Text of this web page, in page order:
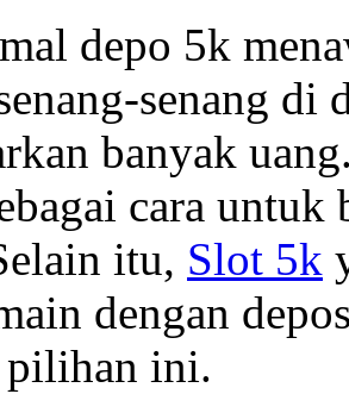
depo 5k
senang di
banyak
cara untuk
itu, Slot 5k
dengan
ini.